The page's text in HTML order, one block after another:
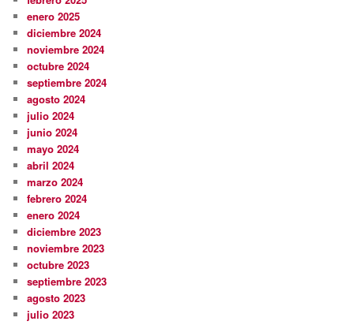
enero 2025
diciembre 2024
noviembre 2024
octubre 2024
septiembre 2024
agosto 2024
julio 2024
junio 2024
mayo 2024
abril 2024
marzo 2024
febrero 2024
enero 2024
diciembre 2023
noviembre 2023
octubre 2023
septiembre 2023
agosto 2023
julio 2023